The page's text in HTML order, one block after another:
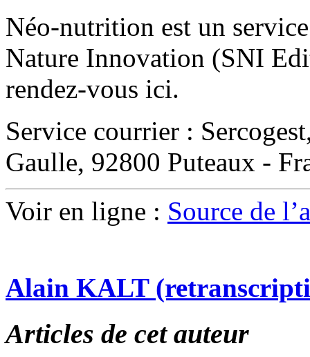
Néo-nutrition est un
Nature Innovation (SNI
rendez-vous ici.
Service courrier :
Gaulle, 92800 Puteaux -
Voir en ligne : Source de
Alain KALT
Articles de cet auteur